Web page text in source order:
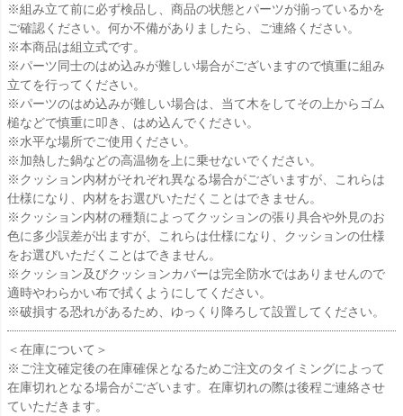
※組み立て前に必ず検品し、商品の状態とパーツが揃っているかを
ご確認ください。何か不備がありましたら、ご連絡ください。
※本商品は組立式です。
※パーツ同士のはめ込みが難しい場合がございますので慎重に組み
立てを行ってください。
※パーツのはめ込みが難しい場合は、当て木をしてその上からゴム
槌などで慎重に叩き、はめ込んでください。
※水平な場所でご使用ください。
※加熱した鍋などの高温物を上に乗せないでください。
※クッション内材がそれぞれ異なる場合がございますが、これらは
仕様になり、内材をお選びいただくことはできません。
※クッション内材の種類によってクッションの張り具合や外見のお
色に多少誤差が出ますが、これらは仕様になり、クッションの仕様
をお選びいただくことはできません。
※クッション及びクッションカバーは完全防水ではありませんので
適時やわらかい布で拭くようにしてください。
※破損する恐れがあるため、ゆっくり降ろして設置してください。
＜在庫について＞
※ご注文確定後の在庫確保となるためご注文のタイミングによって
在庫切れとなる場合がございます。在庫切れの際は後程ご連絡させ
ていただきます。